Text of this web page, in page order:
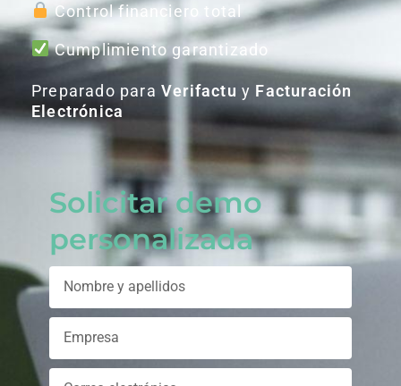
Control financiero total
Cumplimiento garantizado
Preparado para Verifactu y Facturación
Electrónica
Solicitar demo
personalizada